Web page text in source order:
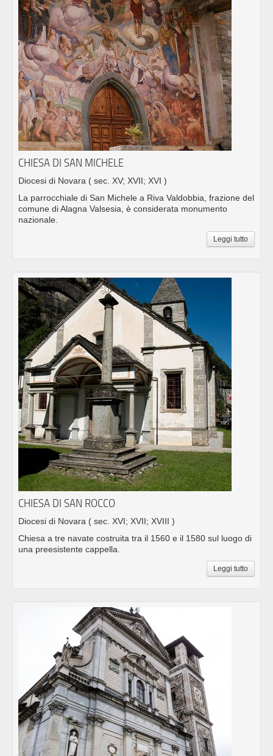
CHIESA DI SAN MICHELE
Diocesi di Novara ( sec. XV; XVII; XVI )
La parrocchiale di San Michele a Riva Valdobbia, frazione del
comune di Alagna Valsesia, è considerata monumento
nazionale.
Leggi tutto
CHIESA DI SAN ROCCO
Diocesi di Novara ( sec. XVI; XVII; XVIII )
Chiesa a tre navate costruita tra il 1560 e il 1580 sul luogo di
una preesistente cappella.
Leggi tutto